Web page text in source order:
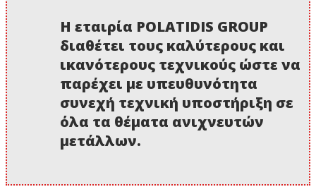
Η εταιρία POLATIDIS GROUP
διαθέτει τους καλύτερους και
ικανότερους τεχνικούς ώστε να
παρέχει με υπευθυνότητα
συνεχή τεχνική υποστήριξη σε
όλα τα θέματα ανιχνευτών
μετάλλων.